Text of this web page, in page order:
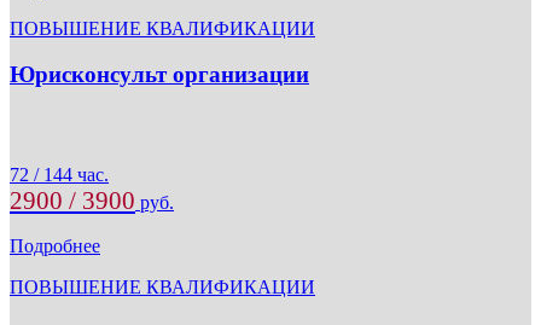
ПОВЫШЕНИЕ КВАЛИФИКАЦИИ
Юрисконсульт организации
72 / 144 час.
2900 / 3900 руб.
Подробнее
ПОВЫШЕНИЕ КВАЛИФИКАЦИИ